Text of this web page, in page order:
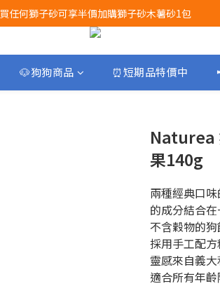
Airbuggy 全線現貨8折！立即點擊火速搶購
買任何獅子砂可享半價加購獅子砂木薯砂1包
Airbuggy 全線現貨8折！立即點擊火速搶購
🐶狗狗商品 ⏰短期品特價中
Naturea
果140g
兩種經典口
的成分結合
不含穀物的
採用手工配
靈感來自義
適合所有年